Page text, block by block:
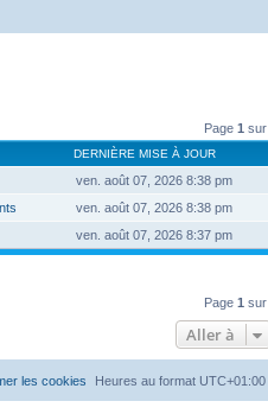
Page 1 sur
DERNIÈRE MISE À JOUR
ven. août 07, 2026 8:38 pm
ven. août 07, 2026 8:38 pm
ven. août 07, 2026 8:37 pm
Page 1 sur
Aller à
Heures au format UTC+01:00
les cookies